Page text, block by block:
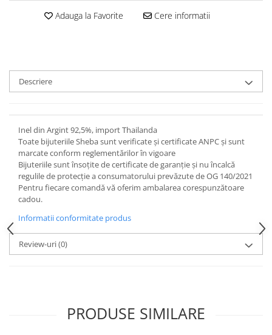
Adauga la Favorite Cere informatii
Descriere
Inel din Argint 92,5%, import Thailanda
Toate bijuteriile Sheba sunt verificate şi certificate ANPC și sunt
marcate conform reglementărilor în vigoare
Bijuteriile sunt însoţite de certificate de garanţie și nu încalcă
regulile de protecție a consumatorului prevăzute de OG 140/2021
Pentru fiecare comandă vă oferim ambalarea corespunzătoare
cadou.
Informatii conformitate produs
Review-uri(0)
PRODUSE SIMILARE